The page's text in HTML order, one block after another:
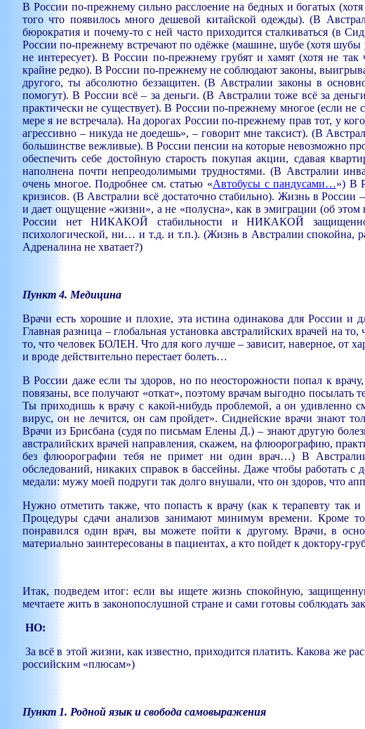
В России по-прежнему сильно расслоение на бедных и богатых
того что появилось много дешевой китайской одежды). (В
бюрократия и почему-то с ней часто приходится сталкиваться (в
России по-прежнему встречают по одёжке (машине, шубе (хотя
не интересует). В России по-прежнему грубят и хамят (хотя не
крайне редко). В России по-прежнему не соблюдают законы,
другого, ты абсолютно беззащитен. (В Австралии законы в
помогут). В России всё – за деньги. (В Австралии тоже всё за
практически не существует). В России по-прежнему многое (если не
мере я не встречала). На дорогах России по-прежнему прав тот, у
агрессивно – никуда не доедешь», – говорит мне таксист). (В
большинстве вежливые). В России пенсии на которые невозможно
обеспечить себе достойную старость покупая акции, сдавая
наполнена почти непреодолимыми трудностями. (В Австралии
очень многое. Подробнее см. статью «Автобусы с пандусами…») В
кризисов. (В Австралии всё достаточно стабильно). Жизнь в
и дает ощущение «жизни», а не «полусна», как в эмиграции (об
России нет НИКАКОЙ стабильности и НИКАКОЙ
психологической, ни… и т.д. и т.п.). (Жизнь в Австралии спокойна,
Адреналина не хватает?)
Пункт 4. Медицина
Врачи есть хорошие и плохие, эта истина одинакова для России
Главная разница – глобальная установка австралийских врачей на
то, что человек БОЛЕН. Что для кого лучше – зависит, наверное, от
и вроде действительно перестает болеть…
В России даже если ты здоров, но по неосторожности попал к
повязаны, все получают «откат», поэтому врачам выгодно посылать
Ты приходишь к врачу с какой-нибудь проблемой, а он удивленно
вирус, он не лечится, он сам пройдет». Сиднейские врачи знают
Врачи из Брисбана (судя по письмам Елены Д.) – знают другую
австралийских врачей направления, скажем, на флюорографию,
без флюорографии тебя не примет ни один врач…) В
обследований, никаких справок в бассейны. Даже чтобы работать
медали: мужу моей подруги так долго внушали, что он здоров, что
Нужно отметить также, что попасть к врачу (как к терапевту так
Процедуры сдачи анализов занимают минимум времени. Кроме
понравился один врач, вы можете пойти к другому. Врачи, в
материально заинтересованы в пациентах, а кто пойдет к доктору-
Итак, подведем итог: если вы ищете жизнь спокойную,
мечтаете жить в законопослушной стране и сами готовы соблюдать
НО:
За всё в этой жизни, как известно, приходится платить. Какова же
российским «плюсам»)
Пункт 1. Родной язык и свобода самовыражения